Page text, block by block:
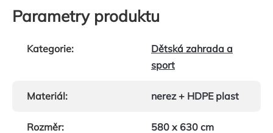
Parametry produktu
Kategorie:
Dětská zahrada a
sport
Materiál: nerez + HDPE plast
Rozměr: 580 x 630 cm